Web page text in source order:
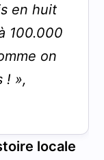
en huit
100.000
on
! »,
locale